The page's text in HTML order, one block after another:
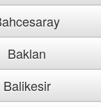
Baklan
Balikesir